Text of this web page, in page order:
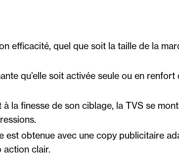
efficacité, quel que soit la taille de la
qu’elle soit activée seule ou en renfort
à la finesse de son ciblage, la TVS se
est obtenue avec une copy publicitaire
action clair.